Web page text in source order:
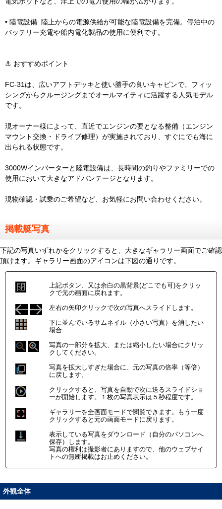
• 陸電設備: 陸上からの電源供給が可能な陸電設備を完備。停泊中の
バッテリー充電や船内電化製品の使用に便利です。
⚓️ おすすめポイント
FC-31は、広いアフトデッキと使い勝手の良いキャビンで、フィッ
シングからクルージングまでオールマイティに活躍する人気モデル
です。
現オーナー様によって、直近でエンジンの要となる整備（エンジン
マウント交換・ドライブ修理）が実施されており、すぐにでも海に
出られる状態です。
3000Wインバーターと陸電設備は、長時間の釣りやファミリーでの
使用において大きなアドバンテージとなります。
現物確認・試乗のご希望など、お気軽にお問い合わせください。
掲載艇写真
下記の写真いずれかをクリックすると、大きなギャラリー画面でご確認
頂けます。ギャラリー画面のアイコンは下図の通りです。
上記ボタン、又は余白の黒背景(どこでも可)をクリッ
クで元の画面に戻れます。
左右の矢印クリックで次の写真へスライドします。
下に並んでいるサムネイル（小さい写真）を消したい
場合
写真の一部分を拡大、または縮小したい場合にクリッ
クしてください。
写真を拡大しすぎた場合に、元の写真の倍率（等倍）
に戻します。
クリックすると、写真を自動で次に送るスライドショ
ーが開始します。１枚の写真表示は５秒程度です。
ギャラリーを全画面モードで閲覧できます。もう一度
クリックすると元の画面モードに戻ります。
表示している写真をダウンロード（自分のパソコンへ
保存）します。
写真の権利は撮影者にありますので、他のウェブサイ
トへの無断掲載はお止めください。
外観全体